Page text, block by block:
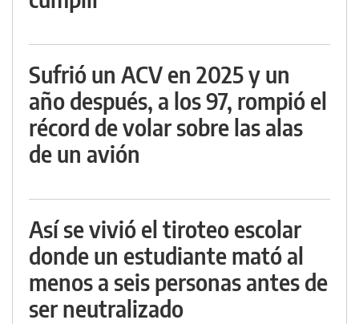
Sufrió un ACV en 2025 y un
año después, a los 97, rompió el
récord de volar sobre las alas
de un avión
Así se vivió el tiroteo escolar
donde un estudiante mató al
menos a seis personas antes de
ser neutralizado